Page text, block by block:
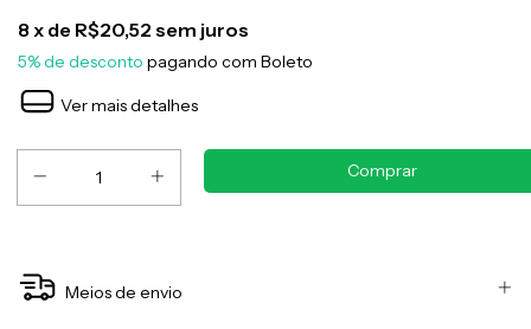
8 x de R$20,52 sem juros
5% de desconto pagando com Boleto
Ver mais detalhes
Meios de envio